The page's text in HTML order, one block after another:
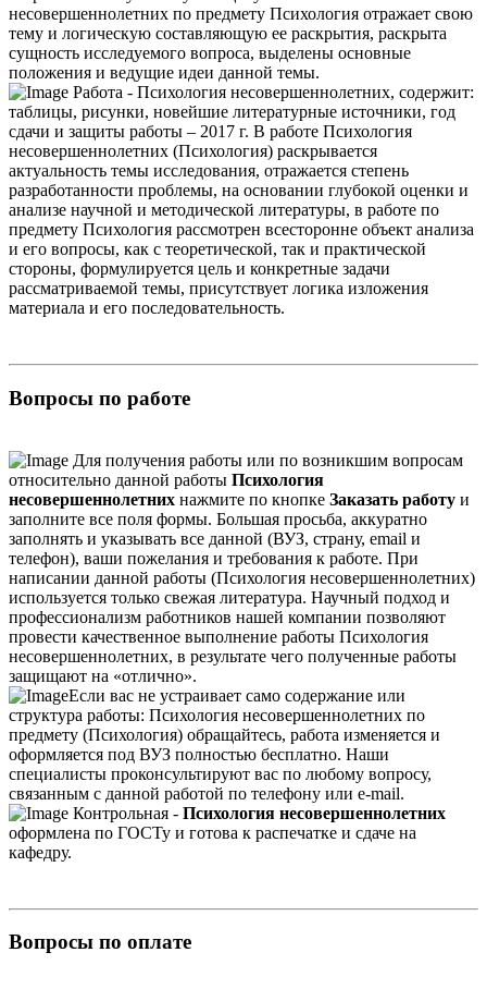
несовершеннолетних по предмету Психология отражает свою
тему и логическую составляющую ее раскрытия, раскрыта
сущность исследуемого вопроса, выделены основные
положения и ведущие идеи данной темы.
Работа - Психология несовершеннолетних, содержит:
таблицы, рисунки, новейшие литературные источники, год
сдачи и защиты работы – 2017 г. В работе Психология
несовершеннолетних (Психология) раскрывается
актуальность темы исследования, отражается степень
разработанности проблемы, на основании глубокой оценки и
анализе научной и методической литературы, в работе по
предмету Психология рассмотрен всесторонне объект анализа
и его вопросы, как с теоретической, так и практической
стороны, формулируется цель и конкретные задачи
рассматриваемой темы, присутствует логика изложения
материала и его последовательность.
Вопросы по работе
Для получения работы или по возникшим вопросам
относительно данной работы Психология
несовершеннолетних нажмите по кнопке Заказать работу и
заполните все поля формы. Большая просьба, аккуратно
заполнять и указывать все данной (ВУЗ, страну, email и
телефон), ваши пожелания и требования к работе. При
написании данной работы (Психология несовершеннолетних)
используется только свежая литература. Научный подход и
профессионализм работников нашей компании позволяют
провести качественное выполнение работы Психология
несовершеннолетних, в результате чего полученные работы
защищают на «отлично».
Если вас не устраивает само содержание или
структура работы: Психология несовершеннолетних по
предмету (Психология) обращайтесь, работа изменяется и
оформляется под ВУЗ полностью бесплатно. Наши
специалисты проконсультируют вас по любому вопросу,
связанным с данной работой по телефону или e-mail.
Контрольная - Психология несовершеннолетних
оформлена по ГОСТу и готова к распечатке и сдаче на
кафедру.
Вопросы по оплате